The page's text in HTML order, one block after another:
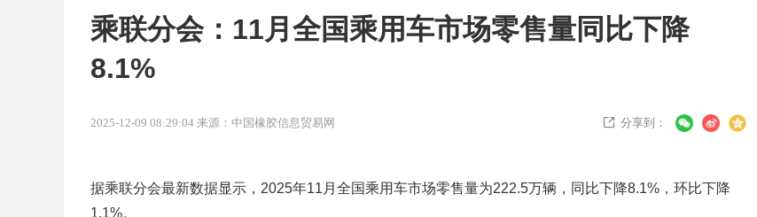
乘联分会：11月全国乘用车市场零售量同比下降
8.1%
2025-12-09 08:29:04 来源：中国橡胶信息贸易网  分享到：
据乘联分会最新数据显示，2025年11月全国乘用车市场零售量为222.5万辆，同比下降8.1%，环比下降
1.1%。